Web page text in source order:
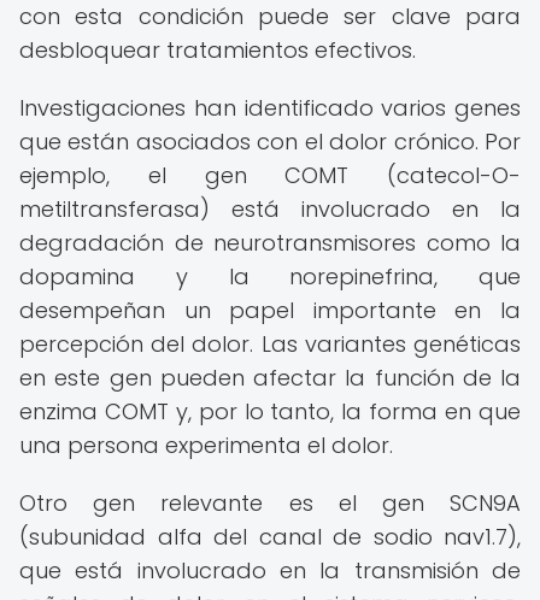
con esta condición puede ser clave para
desbloquear tratamientos efectivos.
Investigaciones han identificado varios genes
que están asociados con el dolor crónico. Por
ejemplo, el gen COMT (catecol-O-
metiltransferasa) está involucrado en la
degradación de neurotransmisores como la
dopamina y la norepinefrina, que
desempeñan un papel importante en la
percepción del dolor. Las variantes genéticas
en este gen pueden afectar la función de la
enzima COMT y, por lo tanto, la forma en que
una persona experimenta el dolor.
Otro gen relevante es el gen SCN9A
(subunidad alfa del canal de sodio nav1.7),
que está involucrado en la transmisión de